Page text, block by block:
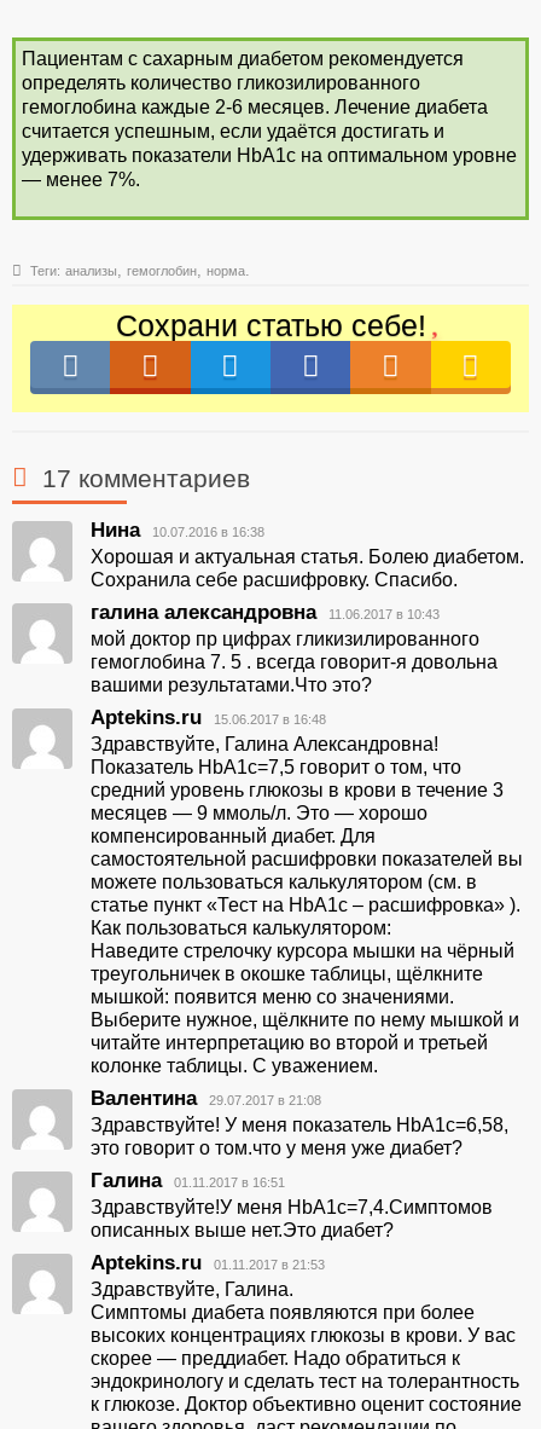
Пациентам с сахарным диабетом рекомендуется
определять количество гликозилированного
гемоглобина каждые 2-6 месяцев. Лечение диабета
считается успешным, если удаётся достигать и
удерживать показатели HbА1с на оптимальном уровне
— менее 7%.
Теги: анализы гемоглобин норма
Сохрани статью себе!
17 комментариев
Нина 10.07.2016 в 16:38
Хорошая и актуальная статья. Болею диабетом.
Сохранила себе расшифровку. Спасибо.
галина александровна 11.06.2017 в 10:43
мой доктор пр цифрах гликизилированного
гемоглобина 7. 5 . всегда говорит-я довольна
вашими результатами.Что это?
Арtekins.ru 15.06.2017 в 16:48
Здравствуйте, Галина Александровна!
Показатель HbА1с=7,5 говорит о том, что
средний уровень глюкозы в крови в течение 3
месяцев — 9 ммоль/л. Это — хорошо
компенсированный диабет. Для
самостоятельной расшифровки показателей вы
можете пользоваться калькулятором (см. в
статье пункт «Тест на HbА1с – расшифровка» ).
Как пользоваться калькулятором:
Наведите стрелочку курсора мышки на чёрный
треугольничек в окошке таблицы, щёлкните
мышкой: появится меню со значениями.
Выберите нужное, щёлкните по нему мышкой и
читайте интерпретацию во второй и третьей
колонке таблицы. С уважением.
Валентина 29.07.2017 в 21:08
Здравствуйте! У меня показатель HbА1с=6,58,
это говорит о том.что у меня уже диабет?
Галина 01.11.2017 в 16:51
Здравствуйте!У меня HbA1c=7,4.Симптомов
описанных выше нет.Это диабет?
Арtekins.ru 01.11.2017 в 21:53
Здравствуйте, Галина.
Симптомы диабета появляются при более
высоких концентрациях глюкозы в крови. У вас
скорее — преддиабет. Надо обратиться к
эндокринологу и сделать тест на толерантность
к глюкозе. Доктор объективно оценит состояние